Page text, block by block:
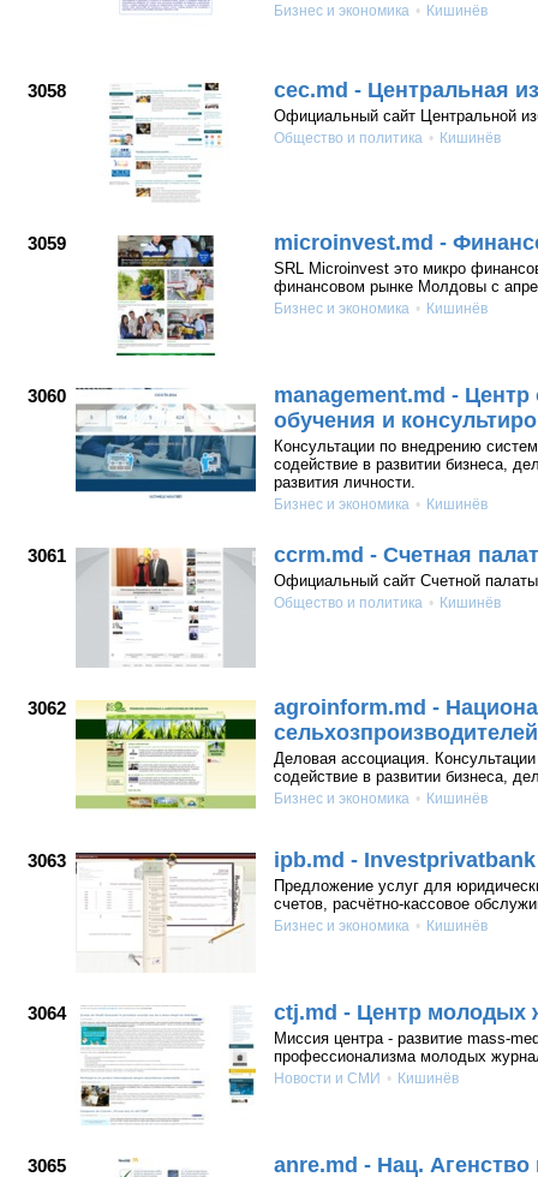
Бизнес и экономика Кишинёв
3058 cec.md - Центральная
Официальный сайт Центральной
Общество и политика Кишинёв
3059 microinvest.md -
SRL Microinvest это микро
финансовом рынке Молдовы с
Бизнес и экономика Кишинёв
3060
management.md - Центр
обучения и
Консультации по внедрению
содействие в развитии бизнеса,
развития личности.
Бизнес и экономика Кишинёв
3061 ccrm.md - Счетная
Официальный сайт Счетной
Общество и политика Кишинёв
3062
agroinform.md -
сельхозпроизводителей
Деловая ассоциация.
содействие в развитии бизнеса,
Бизнес и экономика Кишинёв
3063 ipb.md - Investprivatbank
Предложение услуг для
счетов, расчётно-кассовое
Бизнес и экономика Кишинёв
3064 ctj.md - Центр молодых
Миссия центра - развитие mass-
профессионализма молодых
Новости и СМИ Кишинёв
3065 anre.md - Нац.